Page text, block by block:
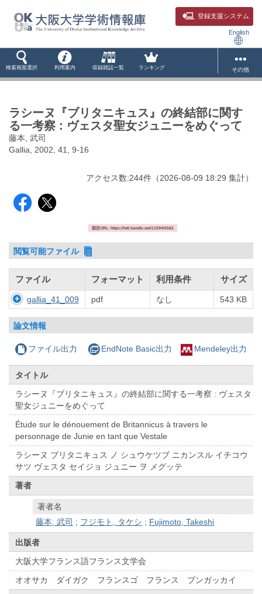
登録支援システム
English
検索画面選択 利用案内 収録雑誌一覧 ランキング その他
ラシーヌ『ブリタニキュス』の終結部に関す
る一考察 : ヴェスタ聖女ジュニーをめぐって
藤本, 武司
Gallia, 2002, 41, 9-16
アクセス数:244件 （2026-08-09 18:29 集計）
固定URL: https://hdl.handle.net/11094/5582
閲覧可能ファイル
ファイル フォーマット 利用条件 サイズ
gallia_41_009 pdf なし 543 KB
論文情報
ファイル出力 EndNote Basic出力 Mendeley出力
タイトル
ラシーヌ『ブリタニキュス』の終結部に関する一考察 : ヴェスタ
聖女ジュニーをめぐって
Étude sur le dénouement de Britannicus à travers le
personnage de Junie en tant que Vestale
ラシーヌ ブリタニキュス ノ シュウケツブ ニカンスル イチコウ
サツ ヴェスタ セイジョ ジュニー ヲ メグッテ
著者
著者名
藤本, 武司 ; フジモト, タケシ ; Fujimoto, Takeshi
出版者
大阪大学フランス語フランス文学会
オオサカ ダイガク フランスゴ フランス ブンガッカイ